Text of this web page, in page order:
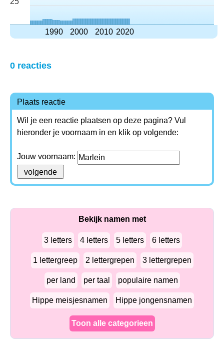
1990 2000 2010 2020
0 reacties
Plaats reactie
Wil je een reactie plaatsen op deze pagina? Vul
hieronder je voornaam in en klik op volgende:
Jouw voornaam:
Bekijk namen met
3 letters 4 letters 5 letters 6 letters
1 lettergreep 2 lettergrepen 3 lettergrepen
per land per taal populaire namen
Hippe meisjesnamen Hippe jongensnamen
Toon alle categorieen